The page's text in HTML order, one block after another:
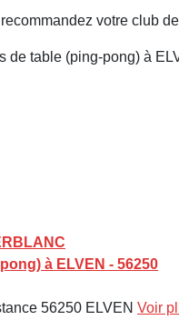
votre club
de table (ping-pong) à
à ELVEN - 56250
56250 ELVEN Voir